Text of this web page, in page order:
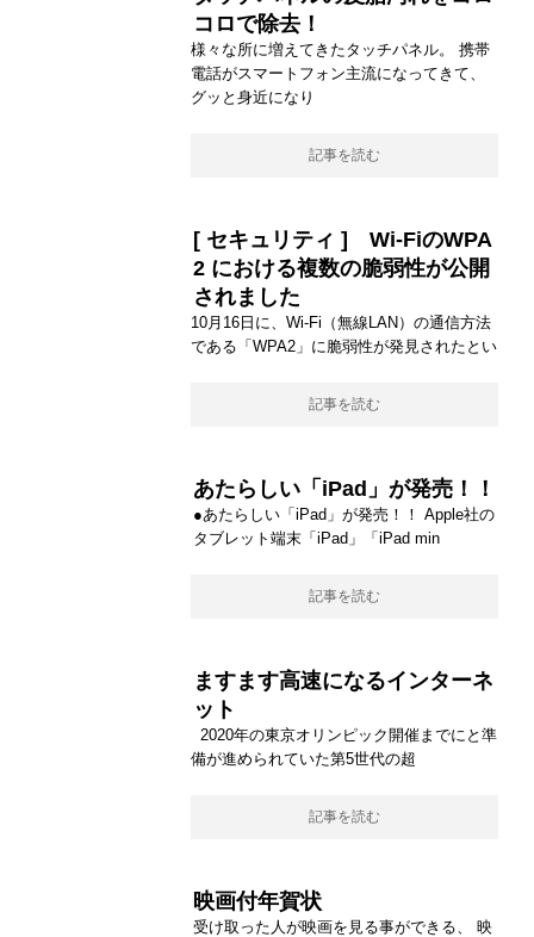
コロで除去！
様々な所に増えてきたタッチパネル。 携帯
電話がスマートフォン主流になってきて、
グッと身近になり
記事を読む
[ セキュリティ ] Wi-FiのWPA
2 における複数の脆弱性が公開
されました
10月16日に、Wi-Fi（無線LAN）の通信方法
である「WPA2」に脆弱性が発見されたとい
記事を読む
あたらしい「iPad」が発売！！
●あたらしい「iPad」が発売！！ Apple社の
タブレット端末「iPad」「iPad min
記事を読む
ますます高速になるインターネ
ット
2020年の東京オリンピック開催までにと準
備が進められていた第5世代の超
記事を読む
映画付年賀状
受け取った人が映画を見る事ができる、 映